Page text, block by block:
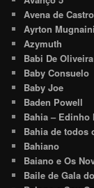
Avena de Castro
Ayrton
Azymuth
Babi De Oliveira
Baby Consuelo
Baby Joe
Baden Powell
Bahia – Edinho
Bahia de todos
Bahiano
Baiano e Os
Baile de Gala